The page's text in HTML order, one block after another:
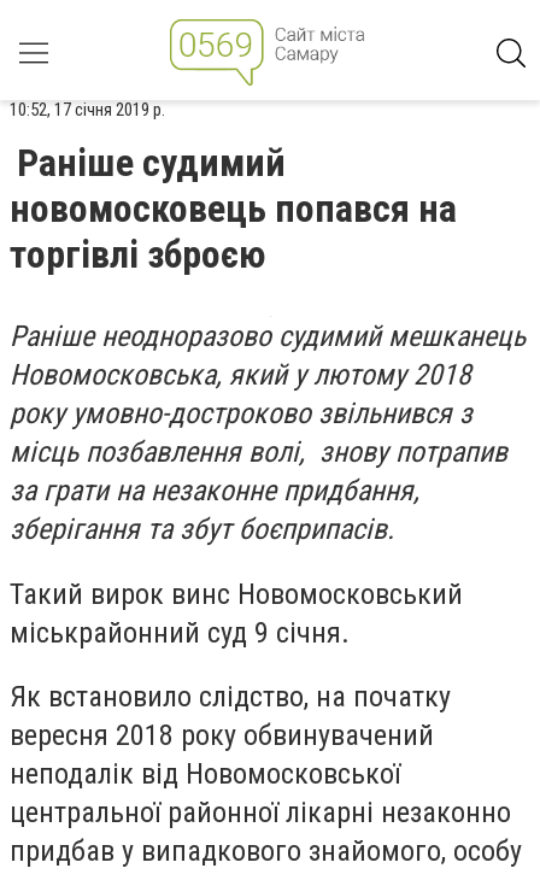
10:52, 17 січня 2019 р.
Раніше судимий
новомосковець попався на
торгівлі зброєю
Раніше неодноразово судимий мешканець
Новомосковська, який у лютому 2018
року умовно-достроково звільнився з
місць позбавлення волі, знову потрапив
за грати на незаконне придбання,
зберігання та збут боєприпасів.
Такий вирок винс Новомосковський
міськрайонний суд 9 січня.
Як встановило слідство, на початку
вересня 2018 року обвинувачений
неподалік від Новомосковської
центральної районної лікарні незаконно
придбав у випадкового знайомого, особу